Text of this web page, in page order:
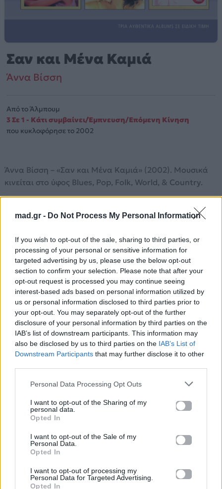
mad.gr - Do Not Process My Personal Information
If you wish to opt-out of the sale, sharing to third parties, or
processing of your personal or sensitive information for
targeted advertising by us, please use the below opt-out
section to confirm your selection. Please note that after your
opt-out request is processed you may continue seeing
interest-based ads based on personal information utilized by
us or personal information disclosed to third parties prior to
your opt-out. You may separately opt-out of the further
disclosure of your personal information by third parties on the
IAB’s list of downstream participants. This information may
also be disclosed by us to third parties on the IAB’s List of
Downstream Participants that may further disclose it to other
Personal Data Processing Opt Outs
I want to opt-out of the Sharing of my
personal data.
Opted In
I want to opt-out of the Sale of my
Personal Data.
Opted In
I want to opt-out of processing my
Personal Data for Targeted Advertising.
Opted In
Σαν και Μένα Καμιά
Άννα Βίσση
Από το Άλμπουμ
3 Σε 1 - Κάτι συμβαίνει/Έμπνευση/Επόμενη Κίνηση
που κυκλοφόρησε το 2002
Άννα Βίσση – «Σαν και Μένα Καμιά» (2002). Μουσικά
κινείται στο ύφος Blues, Pop, Folk, World, & Country.
στο Mad.gr .
Ακούστε το «Σαν και Μένα Καμιά» σε Spotify, YouTube
και στο Mad.gr.
Στίχοι
Ήσουν εσύ στα δεκαοχτώ και εγώ σχεδόν δεκάξι
Και σ’ ένα πάρτι μια φορά κρυφά τα ’χαμε φτιάξει
Λίγο πριν μπεις στα δεκαεννιά μου είπες "τα
χαλάμε"
Σαν και μένα καμιά, σαν και μένα καμιά
Σαν και μένα καμιά δε σ’ αγαπάει
Και ούτε για σένανε πονάει σαν και μένα καμιά
Την πρώτη αγάπη όμως κανείς ποτέ δεν την ξεχνάει
Σε είδα χτες στο σινεμά σε μια ταινία τρόμου
Μου ’πες πως σου ’λειψα πολύ, μα σ’ το ’χα πει
μωρό μου: